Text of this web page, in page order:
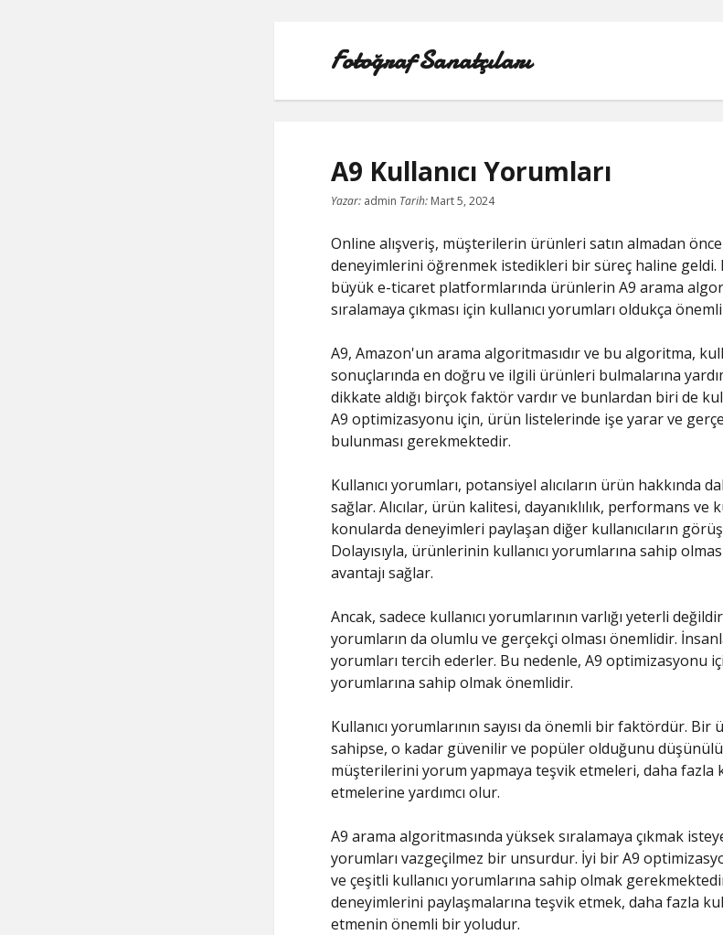
Fotoğraf Sanatçıları
SAYFA LISTESI
SPOTIFY TAKIPÇI HILESI EN
YOUTUBE DISLIKE YÜKLEME
A9 Kullanıcı Yorumları
Yazar:admin Tarih: Mart 5, 2024
Online alışveriş, müşterilerin ürünleri satın almadan önce
deneyimlerini öğrenmek istedikleri bir süreç haline geldi.
büyük e-ticaret platformlarında ürünlerin A9 arama
sıralamaya çıkması için kullanıcı yorumları oldukça
A9, Amazon'un arama algoritmasıdır ve bu algoritma,
sonuçlarında en doğru ve ilgili ürünleri bulmalarına
dikkate aldığı birçok faktör vardır ve bunlardan biri de
A9 optimizasyonu için, ürün listelerinde işe yarar ve
bulunması gerekmektedir.
Kullanıcı yorumları, potansiyel alıcıların ürün hakkında
sağlar. Alıcılar, ürün kalitesi, dayanıklılık, performans ve
konularda deneyimleri paylaşan diğer kullanıcıların
Dolayısıyla, ürünlerinin kullanıcı yorumlarına sahip
avantajı sağlar.
Ancak, sadece kullanıcı yorumlarının varlığı yeterli
yorumların da olumlu ve gerçekçi olması önemlidir.
yorumları tercih ederler. Bu nedenle, A9 optimizasyonu
yorumlarına sahip olmak önemlidir.
Kullanıcı yorumlarının sayısı da önemli bir faktördür.
sahipse, o kadar güvenilir ve popüler olduğunu
müşterilerini yorum yapmaya teşvik etmeleri, daha fazla
etmelerine yardımcı olur.
A9 arama algoritmasında yüksek sıralamaya çıkmak
yorumları vazgeçilmez bir unsurdur. İyi bir A9
ve çeşitli kullanıcı yorumlarına sahip olmak
deneyimlerini paylaşmalarına teşvik etmek, daha fazla
etmenin önemli bir yoludur.